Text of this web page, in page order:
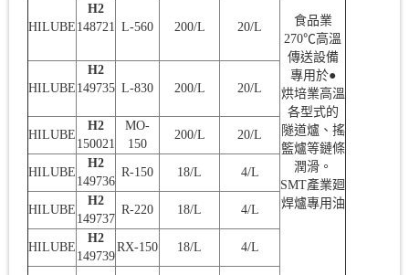
食品業
270℃高溫
傳送設備
專用於●
烘培業高溫
各型式的
隧道爐、搖
籃爐等鏈條
潤滑。
SMT產業廻
焊爐專用油
HILUBE
H2
148721
L-560 200/L 20/L
HILUBE
H2
149735 L-830 200/L 20/L
HILUBE
H2
150021
MO-
150
200/L 20/L
HILUBE
H2
149736
R-150 18/L 4/L
HILUBE
H2
149737
R-220 18/L 4/L
HILUBE
H2
149739
RX-150 18/L 4/L